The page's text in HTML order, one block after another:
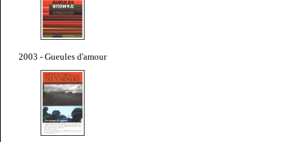
2003 - Gueules d'amour